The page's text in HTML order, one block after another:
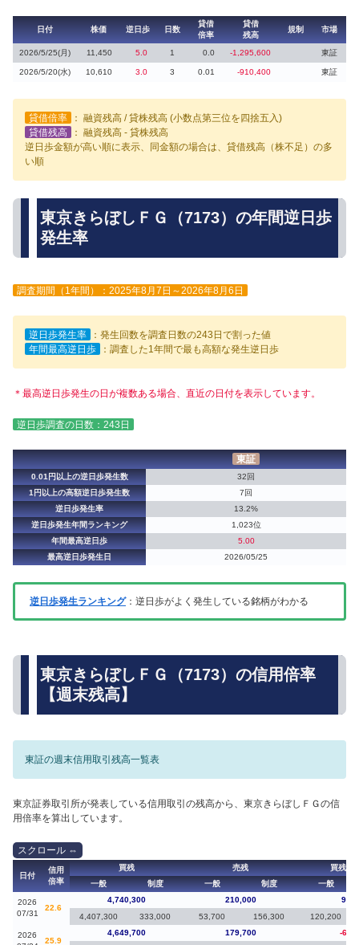
日付 株価 逆日歩 日数
貸借
倍率
貸借
残高
規制 市場
2026/5/25(月) 11,450 5.0 1 0.0 -1,295,600 東証
2026/5/20(水) 10,610 3.0 3 0.01 -910,400 東証
貸借倍率
： 融資残高 / 貸株残高 (小数点第三位を四捨五入)
貸借残高
： 融資残高 - 貸株残高
逆日歩金額が高い順に表示、同金額の場合は、貸借残高（株不足）の多
い順
東京きらぼしＦＧ（7173）の年間逆日歩
発生率
調査期間（1年間）：2025年8月7日～2026年8月6日
逆日歩発生率
：発生回数を調査日数の243日で割った値
年間最高逆日歩
：調査した1年間で最も高額な発生逆日歩
＊最高逆日歩発生の日が複数ある場合、直近の日付を表示しています。
逆日歩調査の日数：243日
東証
0.01円以上の逆日歩発生数
32回
1円以上の高額逆日歩発生数
7回
逆日歩発生率
13.2%
逆日歩発生年間ランキング
1,023位
年間最高逆日歩
5.00
最高逆日歩発生日
2026/05/25
逆日歩発生ランキング：逆日歩がよく発生している銘柄がわかる
東京きらぼしＦＧ（7173）の信用倍率
【週末残高】
東証の週末信用取引残高一覧表
東京証券取引所が発表している信用取引の残高から、東京きらぼしＦＧの信
用倍率を算出しています。
日付
信用
倍率
買残 売残
買残（
一般
制度 一般 制度 一般
2026
07/31
22.6
4,740,300 210,000
4,407,300
333,000 53,700 156,300 120,200
2026
25.9
4,649,700 179,700
-